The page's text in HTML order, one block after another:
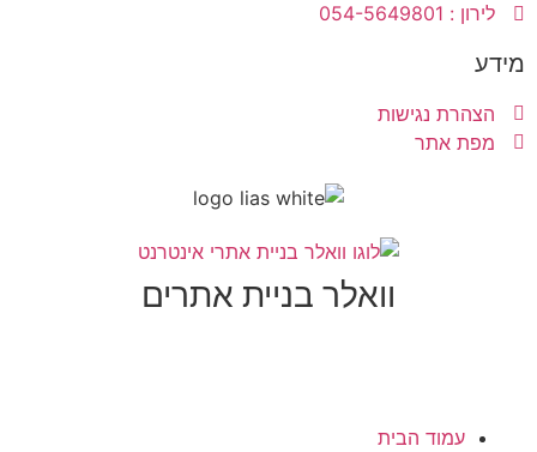
לירון : 054-5649801
הצהרת נגישות
מפת אתר
וואלר בניית אתרים
עמוד הבית